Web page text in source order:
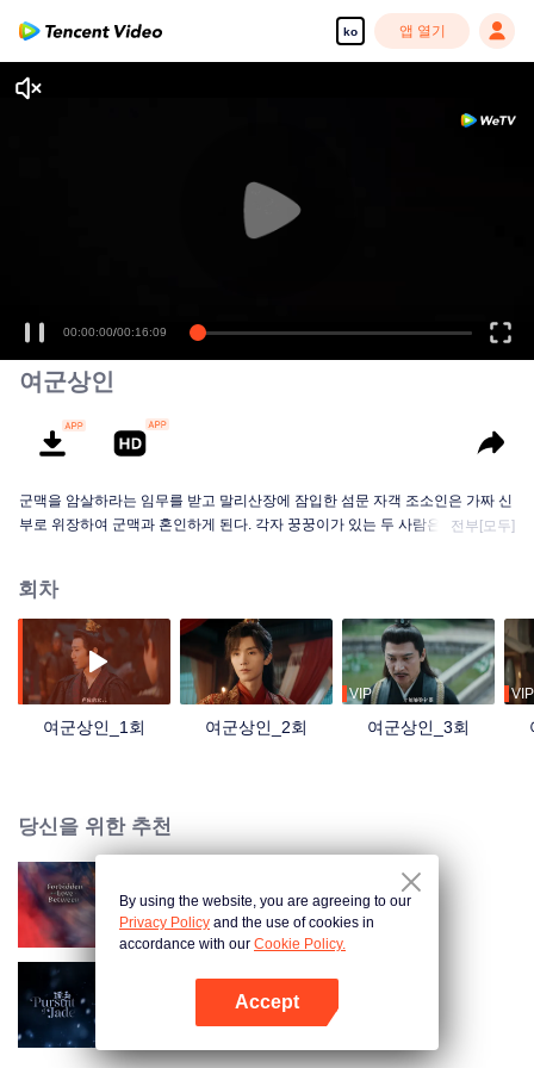
ko 앱 열기
00:00:00/00:16:09
여군상인
군맥을 암살하라는 임무를 받고 말리산장에 잠입한 섬문 자객 조소인은 가짜 신
부로 위장하여 군맥과 혼인하게 된다. 각자 꿍꿍이가 있는 두 사람은 일상에서
전부[모두]
회차
여군상인_1회 여군상인_2회
VIP
여군상인_3회
VIP
당신을 위한 추천
선군유겁
축옥 (English Ver.)
By using the website, you are agreeing to our
Privacy Policy and the use of cookies in
accordance with our Cookie Policy.
Accept